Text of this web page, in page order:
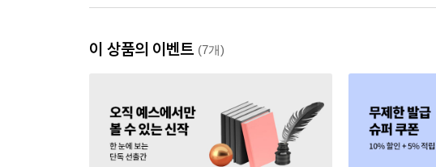
이 상품의 이벤트 (7개)